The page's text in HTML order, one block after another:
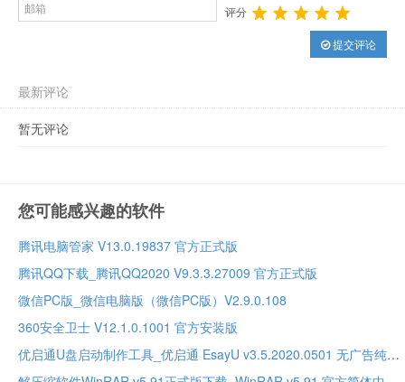
评分
提交评论
最新评论
暂无评论
您可能感兴趣的软件
腾讯电脑管家 V13.0.19837 官方正式版
腾讯QQ下载_腾讯QQ2020 V9.3.3.27009 官方正式版
微信PC版_微信电脑版（微信PC版）V2.9.0.108
360安全卫士 V12.1.0.1001 官方安装版
优启通U盘启动制作工具_优启通 EsayU v3.5.2020.0501 无广告纯净版